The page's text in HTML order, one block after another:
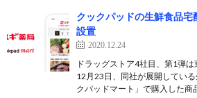
クックパッドの生鮮食品
設置
2020.12.24
ドラッグストア4社目、第1弾
12月23日、同社が展開してい
クパッドマート」で購入した商